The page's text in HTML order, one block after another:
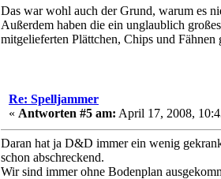
Das war wohl auch der Grund, warum es
Außerdem haben die ein unglaublich
mitgelieferten Plättchen, Chips und
Re: Spelljammer
« Antworten #5 am: April 17, 2008,
Daran hat ja D&D immer ein wenig
schon abschreckend.
Wir sind immer ohne Bodenplan